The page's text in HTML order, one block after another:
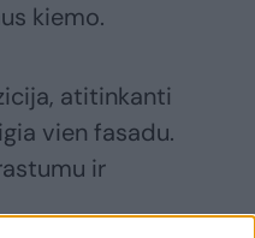
kiemo.
atitinkanti
vien fasadu.
ir